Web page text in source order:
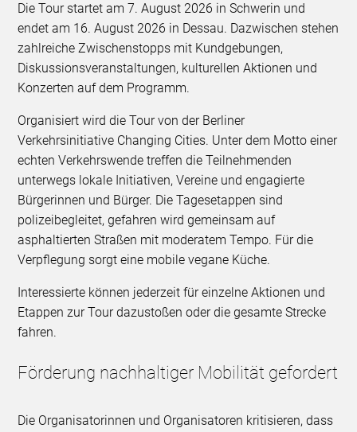
Die Tour startet am 7. August 2026 in Schwerin und
endet am 16. August 2026 in Dessau. Dazwischen stehen
zahlreiche Zwischenstopps mit Kundgebungen,
Diskussionsveranstaltungen, kulturellen Aktionen und
Konzerten auf dem Programm.
Organisiert wird die Tour von der Berliner
Verkehrsinitiative Changing Cities. Unter dem Motto einer
echten Verkehrswende treffen die Teilnehmenden
unterwegs lokale Initiativen, Vereine und engagierte
Bürgerinnen und Bürger. Die Tagesetappen sind
polizeibegleitet, gefahren wird gemeinsam auf
asphaltierten Straßen mit moderatem Tempo. Für die
Verpflegung sorgt eine mobile vegane Küche.
Interessierte können jederzeit für einzelne Aktionen und
Etappen zur Tour dazustoßen oder die gesamte Strecke
fahren.
Förderung nachhaltiger Mobilität gefordert
Die Organisatorinnen und Organisatoren kritisieren, dass